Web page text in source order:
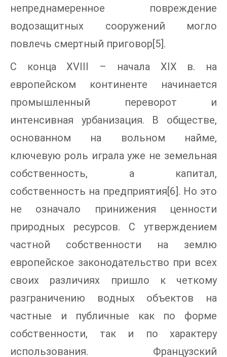
непреднамеренное повреждение
водозащитных сооружений могло
повлечь смертный приговор[5].
С конца XVIII – начала XIX в. на
европейском континенте начинается
промышленный переворот и
интенсивная урбанизация. В обществе,
основанном на вольном найме,
ключевую роль играла уже не земельная
собственность, а капитал,
собственность на предприятия[6]. Но это
не означало принижения ценности
природных ресурсов. С утверждением
частной собственности на землю
европейское законодательство при всех
своих различиях пришло к четкому
разграничению водных объектов на
частные и публичные как по форме
собственности, так и по характеру
использования. Французский